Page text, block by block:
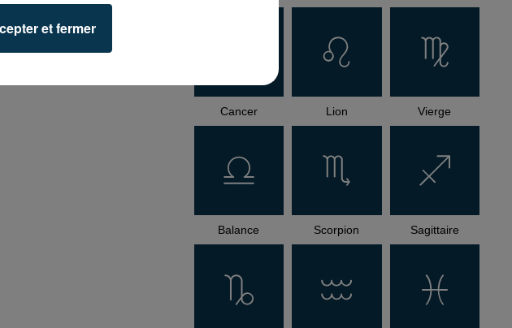
Cancer Lion Vierge
Balance Scorpion Sagittaire
et fermer